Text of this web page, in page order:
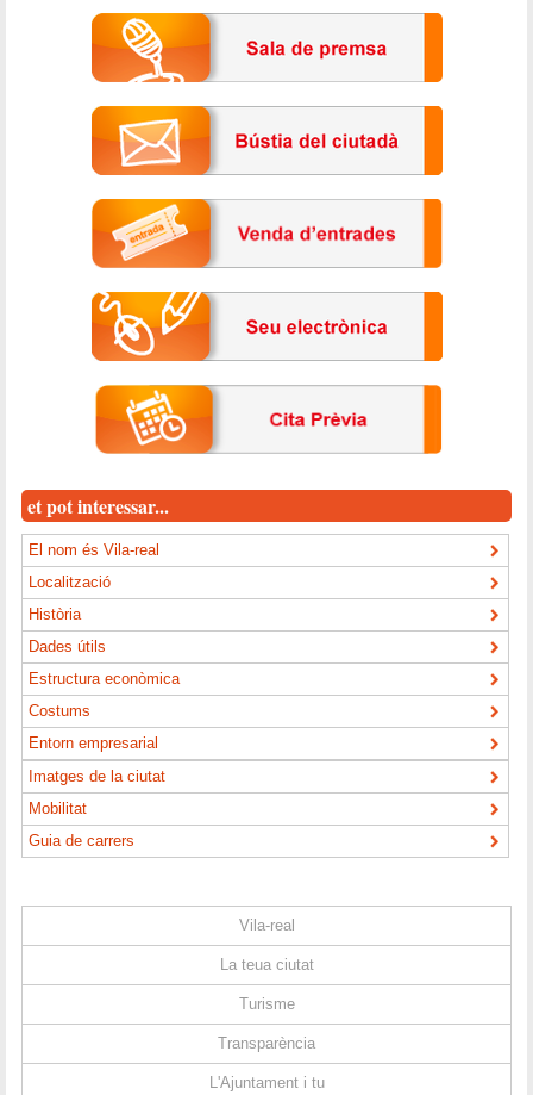
et pot interessar...
El nom és Vila-real
Localització
Història
Dades útils
Estructura econòmica
Costums
Entorn empresarial
Imatges de la ciutat
Mobilitat
Guia de carrers
Vila-real
La teua ciutat
Turisme
Transparència
L'Ajuntament i tu